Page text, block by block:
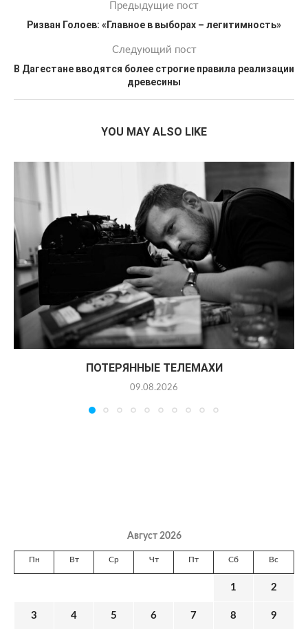
Предыдущие пост
Ризван Голоев: «Главное в выборах – легитимность»
Следующий пост
В Дагестане вводятся более строгие правила реализации
древесины
YOU MAY ALSO LIKE
ПОТЕРЯННЫЕ ТЕЛЕМАХИ
09.08.2026
Август 2026
Пн Вт Ср Чт Пт Сб Вс
1 2
3 4 5 6 7 8 9